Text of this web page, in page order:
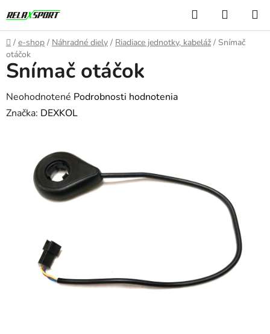
na
obsah
Hľadať
KOŠÍK
Domov
/ e-shop / Náhradné diely / Riadiace jednotky, kabeláž / Snímač
otáčok
Snímač otáčok
Priemerné
hodnotenie
Neohodnotené Podrobnosti hodnotenia
Značka: DEXKOL